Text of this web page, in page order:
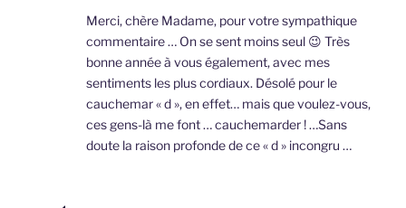
Merci, chère Madame, pour votre sympathique
commentaire … On se sent moins seul 😉 Très
bonne année à vous également, avec mes
sentiments les plus cordiaux. Désolé pour le
cauchemar « d », en effet… mais que voulez-vous,
ces gens-là me font … cauchemarder ! …Sans
doute la raison profonde de ce « d » incongru …